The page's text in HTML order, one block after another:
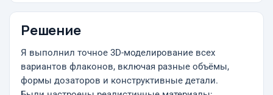
Решение
Я выполнил точное 3D-моделирование всех
вариантов флаконов, включая разные объёмы,
формы дозаторов и конструктивные детали.